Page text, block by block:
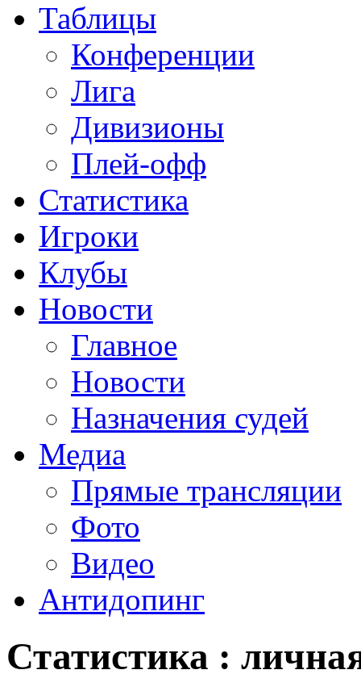
Таблицы
Конференции
Лига
Дивизионы
Плей-офф
Статистика
Игроки
Клубы
Новости
Главное
Новости
Назначения судей
Медиа
Прямые трансляции
Фото
Видео
Антидопинг
Статистика :